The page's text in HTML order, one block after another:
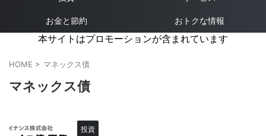
お金と節約 おトクな情報
本サイトはプロモーションが含まれています
HOME > マネックス債
マネックス債
投資